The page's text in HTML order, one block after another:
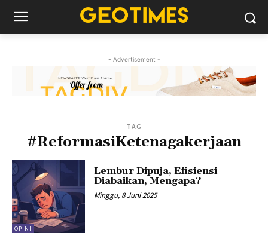
- Advertisement -
TAG
#ReformasiKetenagakerjaan
OPINI
Lembur Dipuja, Efisiensi
Diabaikan, Mengapa?
Minggu, 8 Juni 2025